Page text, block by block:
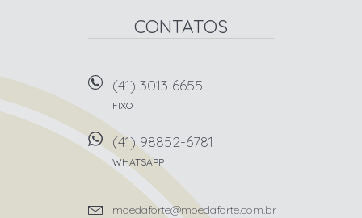
CONTATOS
(41) 3013 6655
FIXO
(41) 98852-6781
WHATSAPP
moedaforte@moedaforte.com.br